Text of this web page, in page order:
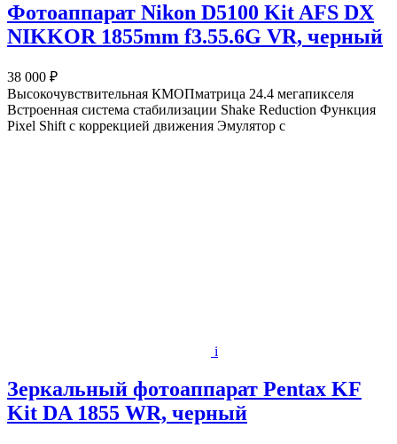
Фотоаппарат Nikon D5100 Kit AFS DX
NIKKOR 1855mm f3.55.6G VR, черный
38 000 ₽
Высокочувствительная КМОПматрица 24.4 мегапикселя
Встроенная система стабилизации Shake Reduction Функция
Pixel Shift с коррекцией движения Эмулятор с
i
Зеркальный фотоаппарат Pentax KF
Kit DA 1855 WR, черный